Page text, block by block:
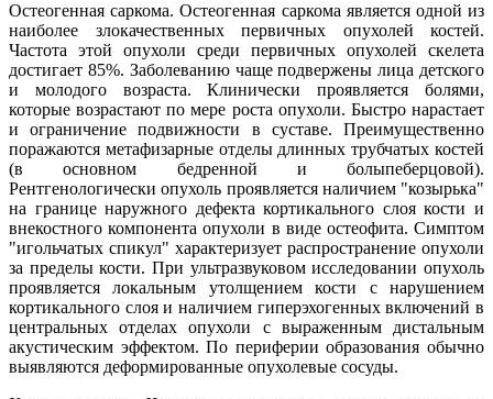
Остеогенная саркома. Остеогенная саркома является одной из
наиболее злокачественных первичных опухолей костей.
Частота этой опухоли среди первичных опухолей скелета
достигает 85%. Заболеванию чаще подвержены лица детского
и молодого возраста. Клинически проявляется болями,
которые возрастают по мере роста опухоли. Быстро нарастает
и ограничение подвижности в суставе. Преимущественно
поражаются метафизарные отделы длинных трубчатых костей
(в основном бедренной и болыпеберцовой).
Рентгенологически опухоль проявляется наличием "козырька"
на границе наружного дефекта кортикального слоя кости и
внекостного компонента опухоли в виде остеофита. Симптом
"игольчатых спикул" характеризует распространение опухоли
за пределы кости. При ультразвуковом исследовании опухоль
проявляется локальным утолщением кости с нарушением
кортикального слоя и наличием гиперэхогенных включений в
центральных отделах опухоли с выраженным дистальным
акустическим эффектом. По периферии образования обычно
выявляются деформированные опухолевые сосуды.